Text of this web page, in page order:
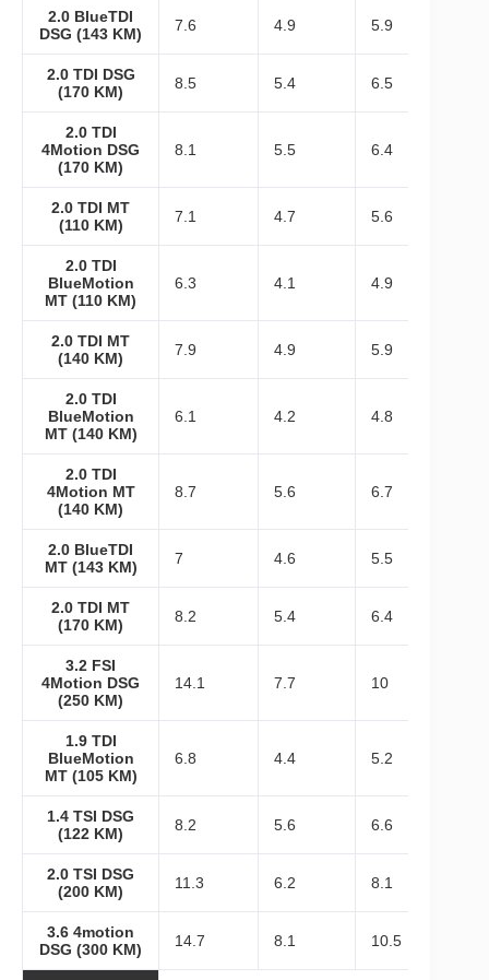
2.0 BlueTDI
DSG (143 KM)
7.6 4.9 5.9
2.0 TDI DSG
(170 KM)
8.5 5.4 6.5
2.0 TDI
4Motion DSG
(170 KM)
8.1 5.5 6.4
2.0 TDI MT
(110 KM)
7.1 4.7 5.6
2.0 TDI
BlueMotion
MT (110 KM)
6.3 4.1 4.9
2.0 TDI MT
(140 KM)
7.9 4.9 5.9
2.0 TDI
BlueMotion
MT (140 KM)
6.1 4.2 4.8
2.0 TDI
4Motion MT
(140 KM)
8.7 5.6 6.7
2.0 BlueTDI
MT (143 KM)
7 4.6 5.5
2.0 TDI MT
(170 KM)
8.2 5.4 6.4
3.2 FSI
4Motion DSG
(250 KM)
14.1 7.7 10
1.9 TDI
BlueMotion
MT (105 KM)
6.8 4.4 5.2
1.4 TSI DSG
(122 KM)
8.2 5.6 6.6
2.0 TSI DSG
(200 KM)
11.3 6.2 8.1
3.6 4motion
DSG (300 KM)
14.7 8.1 10.5